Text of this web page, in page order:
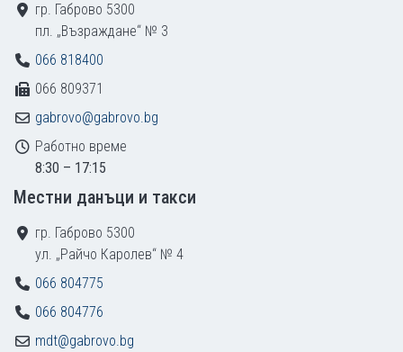
гр. Габрово 5300
пл. „Възраждане“ № 3
066 818400
066 809371
gabrovo@gabrovo.bg
Работно време
8:30 – 17:15
Местни данъци и такси
гр. Габрово 5300
ул. „Райчо Каролев“ № 4
066 804775
066 804776
mdt@gabrovo.bg